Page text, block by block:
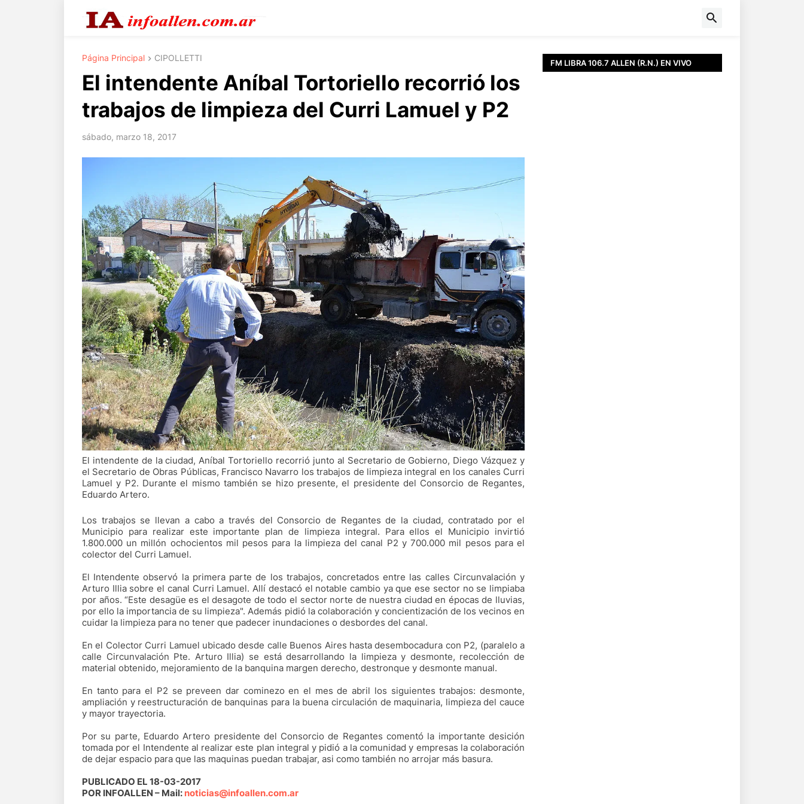
Página Principal CIPOLLETTI
El intendente Aníbal Tortoriello recorrió los
trabajos de limpieza del Curri Lamuel y P2
sábado, marzo 18, 2017
El intendente de la ciudad, Aníbal Tortoriello recorrió junto al Secretario de Gobierno, Diego Vázquez y
el Secretario de Obras Públicas, Francisco Navarro los trabajos de limpieza integral en los canales Curri
Lamuel y P2. Durante el mismo también se hizo presente, el presidente del Consorcio de Regantes,
Eduardo Artero.
Los trabajos se llevan a cabo a través del Consorcio de Regantes de la ciudad, contratado por el
Municipio para realizar este importante plan de limpieza integral. Para ellos el Municipio invirtió
1.800.000 un millón ochocientos mil pesos para la limpieza del canal P2 y 700.000 mil pesos para el
colector del Curri Lamuel.
El Intendente observó la primera parte de los trabajos, concretados entre las calles Circunvalación y
Arturo Illia sobre el canal Curri Lamuel. Allí destacó el notable cambio ya que ese sector no se limpiaba
por años. “Este desagüe es el desagote de todo el sector norte de nuestra ciudad en épocas de lluvias,
por ello la importancia de su limpieza". Además pidió la colaboración y concientización de los vecinos en
cuidar la limpieza para no tener que padecer inundaciones o desbordes del canal.
En el Colector Curri Lamuel ubicado desde calle Buenos Aires hasta desembocadura con P2, (paralelo a
calle Circunvalación Pte. Arturo Illia) se está desarrollando la limpieza y desmonte, recolección de
material obtenido, mejoramiento de la banquina margen derecho, destronque y desmonte manual.
En tanto para el P2 se preveen dar cominezo en el mes de abril los siguientes trabajos: desmonte,
ampliación y reestructuración de banquinas para la buena circulación de maquinaria, limpieza del cauce
y mayor trayectoria.
Por su parte, Eduardo Artero presidente del Consorcio de Regantes comentó la importante desición
tomada por el Intendente al realizar este plan integral y pidió a la comunidad y empresas la colaboración
de dejar espacio para que las maquinas puedan trabajar, asi como también no arrojar más basura.
PUBLICADO EL 18-03-2017
POR INFOALLEN – Mail: noticias@infoallen.com.ar
FM LIBRA 106.7 ALLEN (R.N.) EN VIVO